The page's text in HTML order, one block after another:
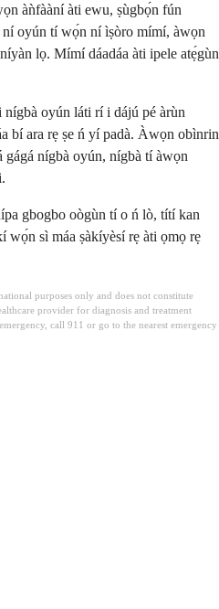
àǹfààní àti ewu, ṣùgbọ́n fún
oyún tí wọ́n ní ìṣòro mímí, àwọn
lọ. Mímí dáadáa àti ipele atẹ́gùn
oyún láti rí i dájú pé àrùn
bí ara rẹ ṣe ń yí padà. Àwọn obìnrin
nígbà oyún, nígbà tí àwọn
gbogbo oògùn tí o ń lò, títí kan
sì máa ṣàkíyèsí rẹ àti ọmọ rẹ
purposes only and does not constitute
provider for diagnosis and treatment
call 911 or go to the nearest emergency